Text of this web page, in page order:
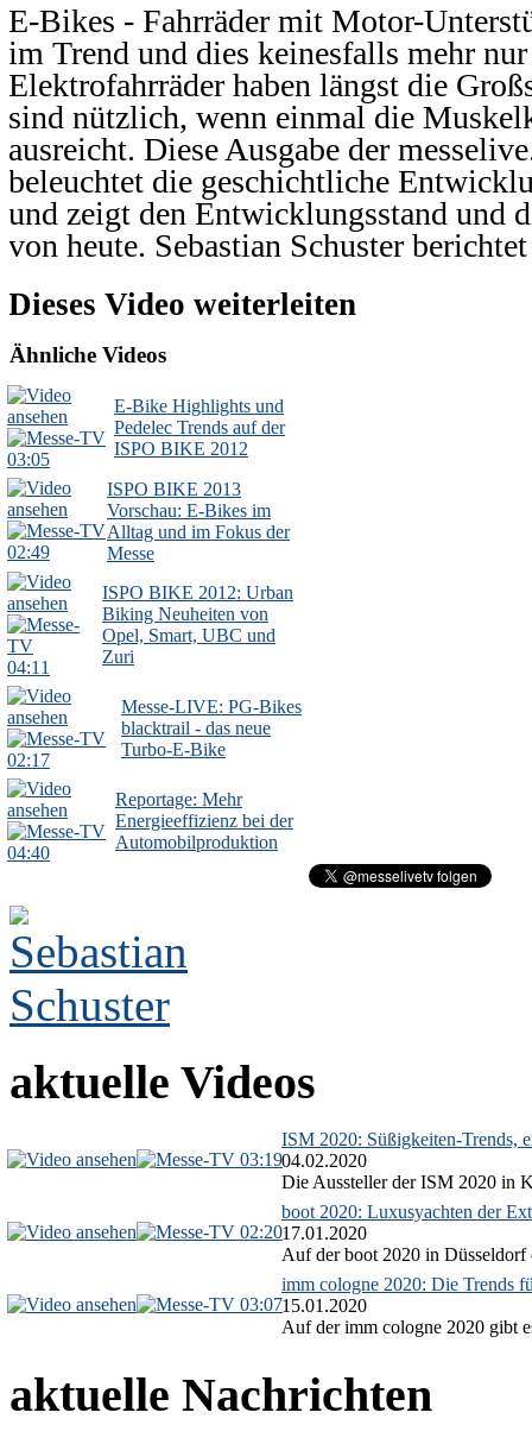
E-Bikes - Fahrräder mit Motor-
im Trend und dies keinesfalls mehr
Elektrofahrräder haben längst die
sind nützlich, wenn einmal die
ausreicht. Diese Ausgabe der
beleuchtet die geschichtliche
und zeigt den Entwicklungsstand und
von heute. Sebastian Schuster
Dieses Video weiterleiten
Ähnliche Videos
03:05
E-Bike Highlights und
Pedelec Trends auf der
ISPO BIKE 2012
02:49
ISPO BIKE 2013
Vorschau: E-Bikes im
Alltag und im Fokus der
Messe
04:11
ISPO BIKE 2012: Urban
Biking Neuheiten von
Opel, Smart, UBC und
Zuri
02:17
Messe-LIVE: PG-Bikes
blacktrail - das neue
Turbo-E-Bike
04:40
Reportage: Mehr
Energieeffizienz bei der
Automobilproduktion
aktuelle Videos
03:19
ISM 2020: Süßigkeiten-Trends,
04.02.2020
Die Aussteller der ISM 2020 in
02:20
boot 2020: Luxusyachten der
17.01.2020
Auf der boot 2020 in Düsseldorf
03:07
imm cologne 2020: Die Trends
15.01.2020
Auf der imm cologne 2020 gibt
aktuelle Nachrichten